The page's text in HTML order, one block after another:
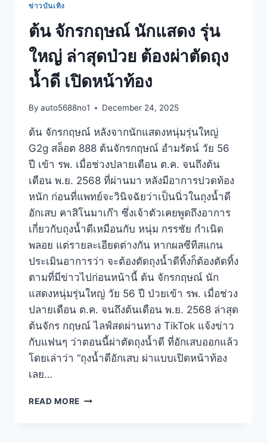
ข่าวบันเทิง
ต้น จักรกฤษณ์ นักแสดง รุ่น
ใหญ่ ล่าสุดป่วย ต้องผ่าตัดถุง
น้ำดี เปิดหน้าท้อง
By auto5688no1 December 24, 2025
ต้น จักรกฤษณ์ หลังจากนักแสดงหนุ่มรุ่นใหญ่
G2g สล็อต 888 ต้นจักรกฤษณ์ อำมรัตน์ วัย 56
ปี เข้า รพ. เมื่อช่วงปลายเดือน ต.ค. จนถึงต้น
เดือน พ.ย. 2568 ที่ผ่านมา หลังมีอาการปวดท้อง
หนัก ก่อนที่แพทย์จะวินิจฉัยว่าเป็นนิ่วในถุงน้ำดี
อักเสบ คาสิโนมาเก๊า ซึ่งเจ้าตัวเคยพูดถึงอาการ
เกี่ยวกับถุงน้ำดีเหมือนกับ หนุ่ม กรรชัย กำเนิด
พลอย แต่รายละเอียดต่างกัน หากผลซีทีสแกน
ประเมินอาการว่า จะต้องตัดถุงน้ำดีทิ้งก็ต้องตัดทิ้ง
ตามที่มีข่าวไปก่อนหน้านี้ ต้น จักรกฤษณ์ นัก
แสดงหนุ่มรุ่นใหญ่ วัย 56 ปี ป่วยเข้า รพ. เมื่อช่วง
ปลายเดือน ต.ค. จนถึงต้นเดือน พ.ย. 2568 ล่าสุด
ต้นจักร กฤษณ์ ไลฟ์สดผ่านทาง TikTok แจ้งข่าว
กับแฟนๆ ว่าตอนนี้ผ่าตัดถุงน้ำดี ที่อักเสบออกแล้ว
โดยเล่าว่า “ถุงน้ำดีอักเสบ ผ่าแบบเปิดหน้าท้อง
เลย…
READ MORE